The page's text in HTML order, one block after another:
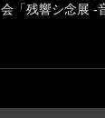
会「残響シ念展 -